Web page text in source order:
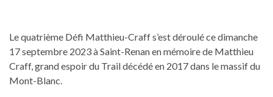
Le quatrième Défi Matthieu-Craff s’est déroulé ce dimanche
17 septembre 2023 à Saint-Renan en mémoire de Matthieu
Craff, grand espoir du Trail décédé en 2017 dans le massif du
Mont-Blanc.